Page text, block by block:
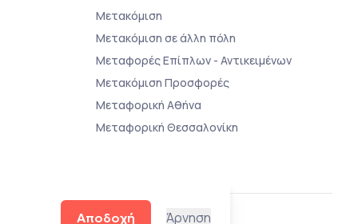
Μετακόμιση
Μετακόμιση σε άλλη πόλη
Μεταφορές Επίπλων - Αντικειμένων
Μετακόμιση Προσφορές
Μεταφορική Αθήνα
Μεταφορική Θεσσαλονίκη
Αποδοχή Άρνηση